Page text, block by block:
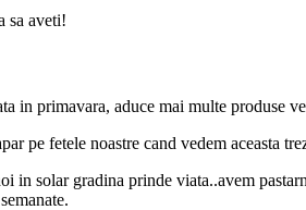
sa aveti!
in primavara, aduce mai multe produse
pe fetele noastre cand vedem aceasta
in solar gradina prinde viata..avem